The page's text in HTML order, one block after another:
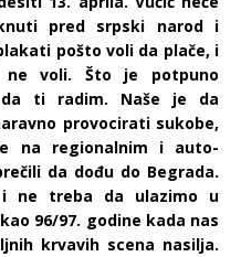
pred srpski narod i
pošto voli da plače, i
voli. Što je potpuno
da ti radim. Naše je da
provocirati sukobe,
na regionalnim i auto-
da dođu do Begrada.
ne treba da ulazimo u
96/97. godine kada nas
krvavih scena nasilja.